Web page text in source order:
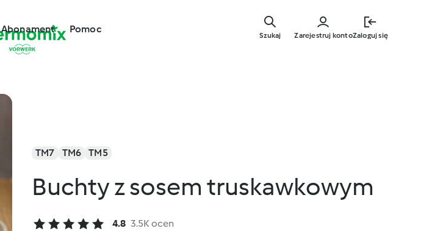
głównej
Abonament Pomoc
Zarejestruj kontoZaloguj się
Szukaj
TM7 TM6 TM5
Buchty z sosem truskawkowym
4.8 3.5K ocen